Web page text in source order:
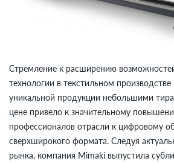
Стремление к расширению
технологии в текстильном производстве
уникальной продукции небольшими
цене привело к значительному
профессионалов отрасли к цифровому
сверхширокого формата. Следуя
рынка, компания Mimaki выпустила